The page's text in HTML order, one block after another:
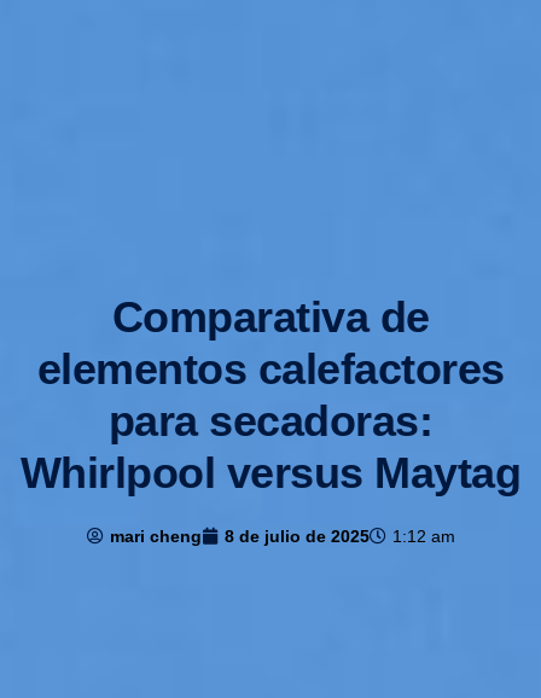
Comparativa de
elementos calefactores
para secadoras:
Whirlpool versus Maytag
mari cheng 8 de julio de 2025 1:12 am